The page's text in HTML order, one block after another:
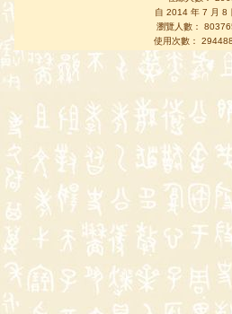
自 2014 年 7 月 8
瀏覽人數：
使用次數：